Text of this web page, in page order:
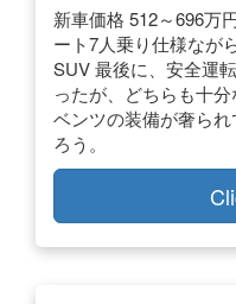
新車価格 512～696万
ート7人乗り仕様なが
SUV 最後に、安全運
ったが、どちらも十
ベンツの装備が奢ら
ろう。